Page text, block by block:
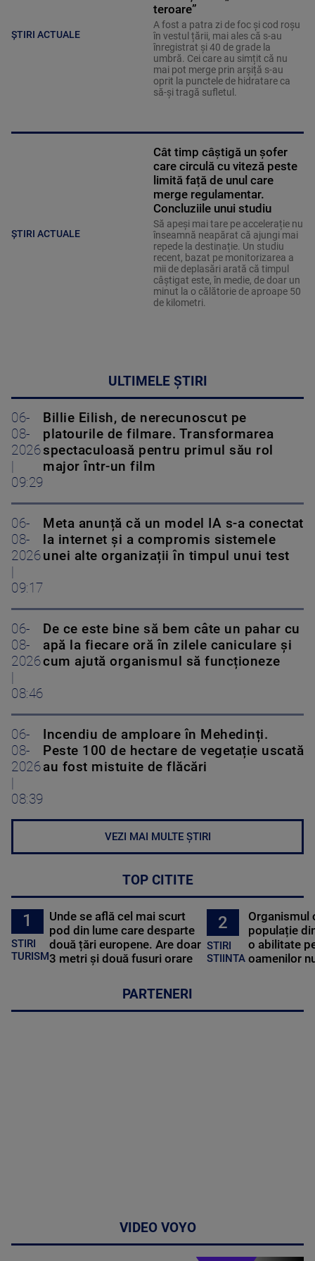
ȘTIRI ACTUALE
teroare”
A fost a patra zi de foc și cod roșu
în vestul țării, mai ales că s-au
înregistrat și 40 de grade la
umbră. Cei care au simțit că nu
mai pot merge prin arșiță s-au
oprit la punctele de hidratare ca
să-și tragă sufletul.
ȘTIRI ACTUALE
Cât timp câștigă un șofer
care circulă cu viteză peste
limită față de unul care
merge regulamentar.
Concluziile unui studiu
Să apeși mai tare pe accelerație nu
înseamnă neapărat că ajungi mai
repede la destinație. Un studiu
recent, bazat pe monitorizarea a
mii de deplasări arată că timpul
câștigat este, în medie, de doar un
minut la o călătorie de aproape 50
de kilometri.
ULTIMELE ȘTIRI
06-
08-
2026
09:29
Billie Eilish, de nerecunoscut pe
platourile de filmare. Transformarea
spectaculoasă pentru primul său rol
major într-un film
06-
08-
2026
09:17
Meta anunță că un model IA s-a conectat
la internet și a compromis sistemele
unei alte organizații în timpul unui test
06-
08-
2026
08:46
De ce este bine să bem câte un pahar cu
apă la fiecare oră în zilele caniculare și
cum ajută organismul să funcționeze
06-
08-
2026
08:39
Incendiu de amploare în Mehedinți.
Peste 100 de hectare de vegetație uscată
au fost mistuite de flăcări
VEZI MAI MULTE ȘTIRI
TOP CITITE
1
STIRI
TURISM
Unde se află cel mai scurt
pod din lume care desparte
două țări europene. Are doar
3 metri și două fusuri orare
2
STIRI
STIINTA
Organismul
populație
o abilitate
oamenilor
PARTENERI
VIDEO VOYO